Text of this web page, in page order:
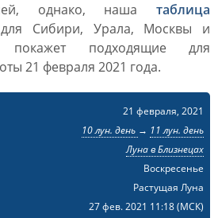
однако, наша таблица
для Сибири, Урала, Москвы и
покажет подходящие для
21 февраля 2021 года.
21 февраля, 2021
10 лун. день → 11 лун. день
Луна в Близнецах
Воскресенье
Растущая Луна
27 фев. 2021 11:18(МСК)